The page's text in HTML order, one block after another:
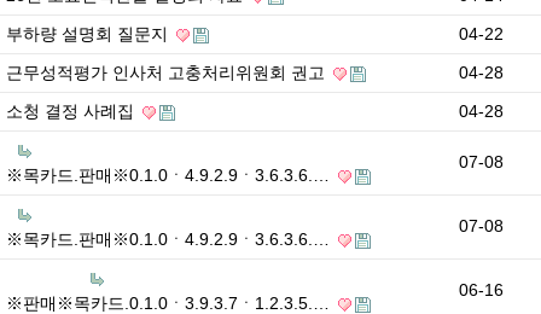
부하량 설명회 질문지
04-22
근무성적평가 인사처 고충처리위원회 권고
04-28
소청 결정 사례집
04-28
※목카드.판매※0.1.0ㆍ4.9.2.9ㆍ3.6.3.6.…
07-08
※목카드.판매※0.1.0ㆍ4.9.2.9ㆍ3.6.3.6.…
07-08
※판매※목카드.0.1.0ㆍ3.9.3.7ㆍ1.2.3.5.…
06-16